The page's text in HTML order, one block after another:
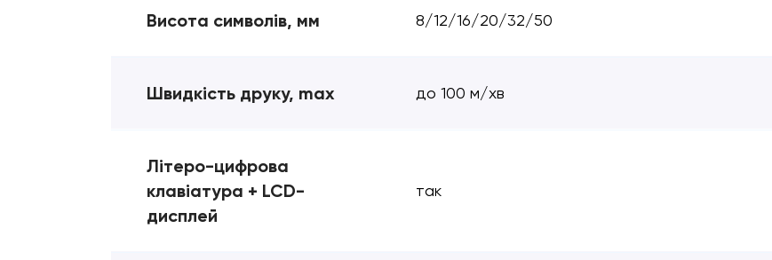
Висота символів, мм 8/12/16/20/32/50
Швидкість друку, max до 100 м/хв
Літеро-цифрова
клавіатура + LCD-
дисплей
так